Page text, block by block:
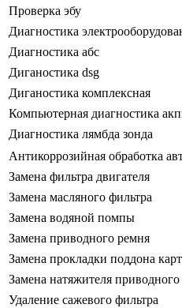
Проверка эбу
Диагностика
Диагностика абс
Диганостика dsg
Диганостика комплексная
Компьютерная диагностика
Диагностика лямбда зонда
Антикоррозийная обработка
Замена фильтра двигателя
Замена масляного фильтра
Замена водяной помпы
Замена приводного ремня
Замена прокладки поддона
Замена натяжителя
Удаление сажевого фильтра